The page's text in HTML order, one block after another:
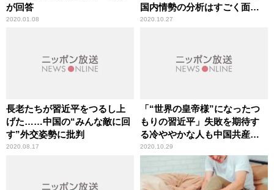
が回答
2020.01.08
国内情勢の分析はすごく面白
い」辛坊治郎が言及
2020.10.27
長老たちが習近平をつるし上
げた……中国の“みんな敵に回
す”外交姿勢に批判
2020.08.17
「“世界の皇帝様”になったつ
もりの習近平」失敗を期待す
る冷ややかな人も中国共産党
には多い
2020.10.29